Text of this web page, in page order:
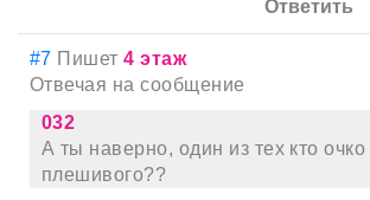
Ответить
#7 Пишет4 этаж
Отвечая на сообщение
032
А ты наверно, один из тех кто
плешивого??